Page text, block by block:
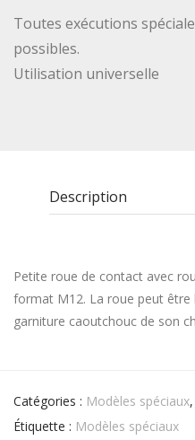
Toutes exécutions
possibles.
Utilisation universelle
Description
Petite roue de contact avec
format M12. La roue peut être
garniture caoutchouc de son
Catégories : Modèles spéciaux,
Étiquette : Modèles spéciaux